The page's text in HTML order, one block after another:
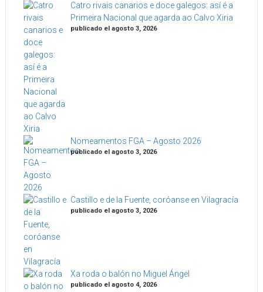
Catro rivais canarios e doce galegos: así é a
Primeira Nacional que agarda ao Calvo Xiria
publicado el agosto 3, 2026
Nomeamentos FGA – Agosto 2026
publicado el agosto 3, 2026
Castillo e de la Fuente, coróanse en Vilagracía
publicado el agosto 3, 2026
Xa roda o balón no Miguel Ángel
publicado el agosto 4, 2026